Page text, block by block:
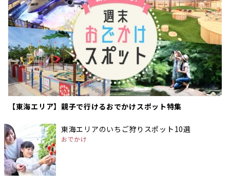
【東海エリア】親子で行けるおでかけスポット特集
東海エリアのいちご狩りスポット10選
おでかけ